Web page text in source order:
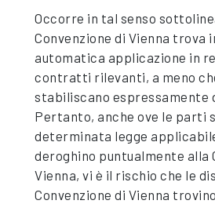
Occorre in tal senso
Convenzione di Vienna trova
automatica applicazione in
contratti rilevanti, a meno
stabiliscano espressamente
Pertanto, anche ove le parti
determinata legge
deroghino puntualmente alla
Vienna, vi è il rischio che le
Convenzione di Vienna